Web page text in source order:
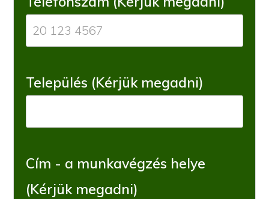
Település (Kérjük megadni)
Cím - a munkavégzés helye
(Kérjük megadni)